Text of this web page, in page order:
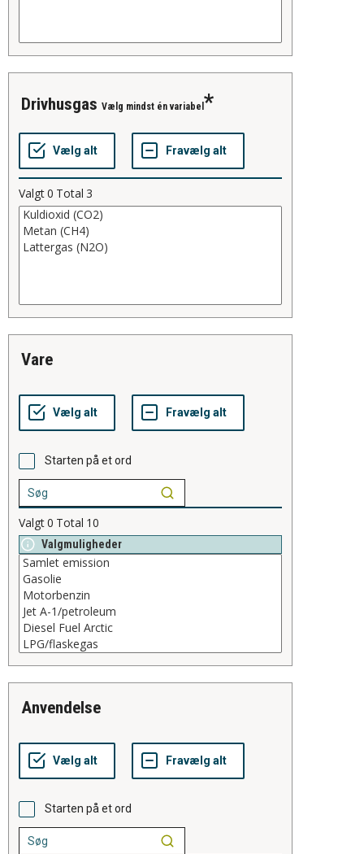
drivhusgas Vælg mindst én variabel
Valgt0 Total 3
vare
Starten på et ord
Valgt0 Total 10
Valgmuligheder
anvendelse
Starten på et ord